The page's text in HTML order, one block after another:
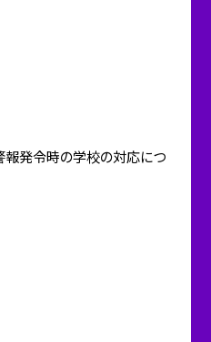
発令時の学校の対応につ